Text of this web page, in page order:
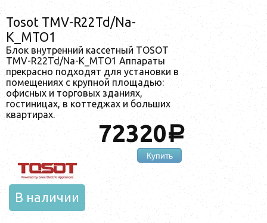
Tosot TMV-R22Td/Na-
K_MTO1
Блок внутренний кассетный TOSOT
TMV-R22Td/Na-K_MTO1 Аппараты
прекрасно подходят для установки в
помещениях с крупной площадью:
офисных и торговых зданиях,
гостиницах, в коттеджах и больших
квартирах.
72320a
Купить
В наличии